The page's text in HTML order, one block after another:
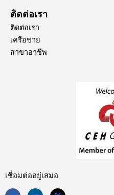
ติดต่อเรา
ติดต่อเรา
เครือข่าย
สาขาอาชีพ
เชื่อมต่ออยู่เสมอ